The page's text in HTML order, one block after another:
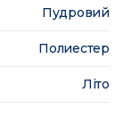
Пудровий
Полиестер
Літо